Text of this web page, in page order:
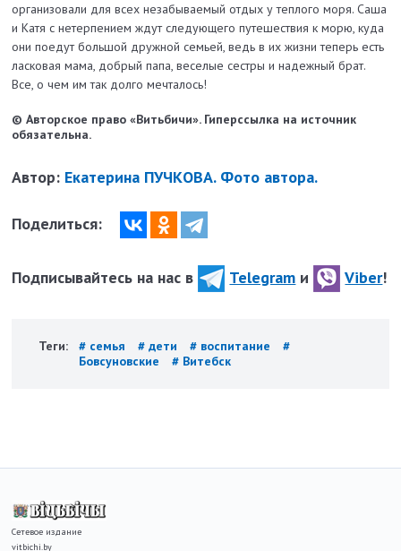
организовали для всех незабываемый отдых у теплого моря. Саша
и Катя с нетерпением ждут следующего путешествия к морю, куда
они поедут большой дружной семьей, ведь в их жизни теперь есть
ласковая мама, добрый папа, веселые сестры и надежный брат.
Все, о чем им так долго мечталось!
© Авторское право «Витьбичи». Гиперссылка на источник
обязательна.
Автор: Екатерина ПУЧКОВА. Фото автора.
Поделиться:
Подписывайтесь на нас в Telegram и Viber!
Теги: # семья # дети # воспитание
#
Бовсуновские
# Витебск
Сетевое издание
vitbichi.by